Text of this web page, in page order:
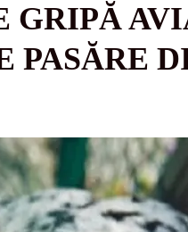
GRIPĂ
PASĂRE